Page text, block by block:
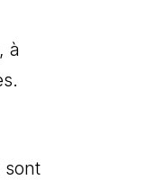
à
sont